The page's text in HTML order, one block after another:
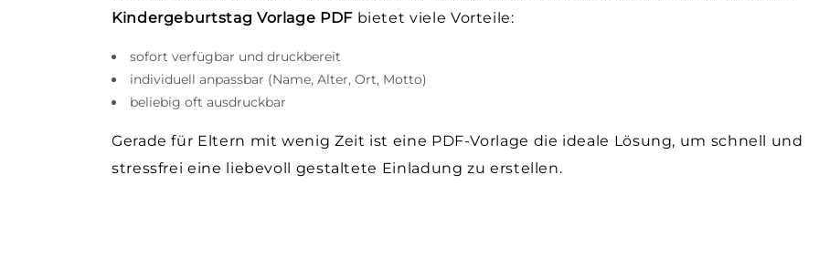
Kindergeburtstag Vorlage PDFbietet viele Vorteile:
sofort verfügbar und druckbereit
individuell anpassbar (Name, Alter, Ort, Motto)
beliebig oft ausdruckbar
Gerade für Eltern mit wenig Zeit ist eine PDF-Vorlage die ideale Lösung, um schnell und
stressfrei eine liebevoll gestaltete Einladung zu erstellen.